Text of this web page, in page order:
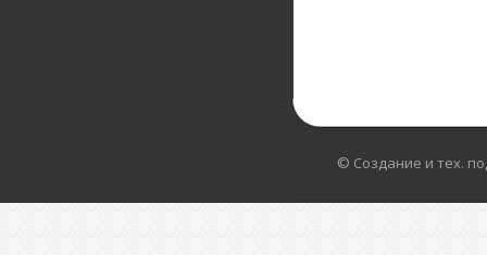
© Создание и тех.